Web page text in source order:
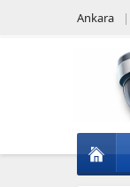
Ankara